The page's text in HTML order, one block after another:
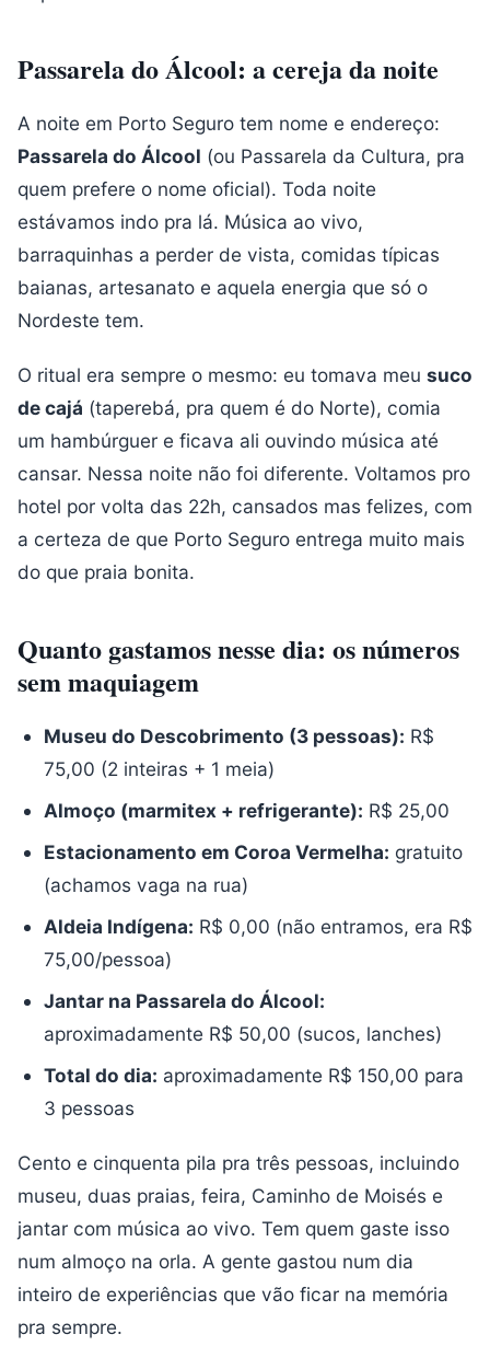
Passarela do Álcool: a cereja da noite
A noite em Porto Seguro tem nome e endereço:
Passarela do Álcool (ou Passarela da Cultura, pra
quem prefere o nome oficial). Toda noite
estávamos indo pra lá. Música ao vivo,
barraquinhas a perder de vista, comidas típicas
baianas, artesanato e aquela energia que só o
Nordeste tem.
O ritual era sempre o mesmo: eu tomava meu suco
de cajá (taperebá, pra quem é do Norte), comia
um hambúrguer e ficava ali ouvindo música até
cansar. Nessa noite não foi diferente. Voltamos pro
hotel por volta das 22h, cansados mas felizes, com
a certeza de que Porto Seguro entrega muito mais
do que praia bonita.
Quanto gastamos nesse dia: os números
sem maquiagem
Museu do Descobrimento (3 pessoas): R$
75,00 (2 inteiras + 1 meia)
Almoço (marmitex + refrigerante): R$ 25,00
Estacionamento em Coroa Vermelha: gratuito
(achamos vaga na rua)
Aldeia Indígena: R$ 0,00 (não entramos, era R$
75,00/pessoa)
Jantar na Passarela do Álcool:
aproximadamente R$ 50,00 (sucos, lanches)
Total do dia: aproximadamente R$ 150,00 para
3 pessoas
Cento e cinquenta pila pra três pessoas, incluindo
museu, duas praias, feira, Caminho de Moisés e
jantar com música ao vivo. Tem quem gaste isso
num almoço na orla. A gente gastou num dia
inteiro de experiências que vão ficar na memória
pra sempre.